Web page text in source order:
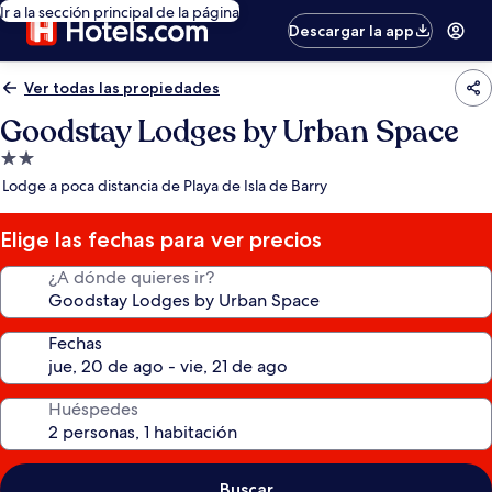
Ir a la sección principal de la página
Descargar la app
Ver todas las propiedades
Goodstay Lodges by Urban Space
Propiedad
de
estrellas
Lodge a poca distancia de Playa de Isla de Barry
Elige las fechas para ver precios
¿A dónde quieres ir?
Fechas
Huéspedes